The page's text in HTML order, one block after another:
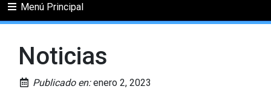
Menú Principal
Noticias
Publicado en:enero 2, 2023